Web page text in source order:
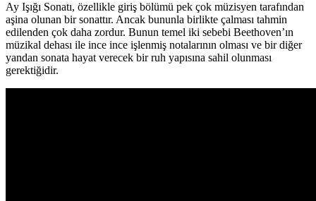
Ay Işığı Sonatı, özellikle giriş bölümü pek çok müzisyen tarafından
aşina olunan bir sonattır. Ancak bununla birlikte çalması tahmin
edilenden çok daha zordur. Bunun temel iki sebebi Beethoven’ın
müzikal dehası ile ince ince işlenmiş notalarının olması ve bir diğer
yandan sonata hayat verecek bir ruh yapısına sahil olunması
gerektiğidir.